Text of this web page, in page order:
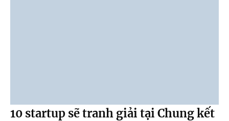
10 startup sẽ tranh giải tại Chung kết